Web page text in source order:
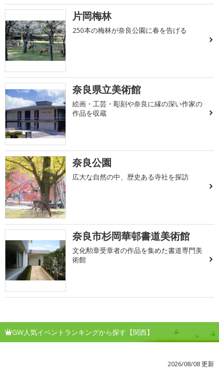
片岡梅林
250本の梅林が奈良公園に春を告げる
奈良県立美術館
絵画・工芸・彫刻や奈良に縁の深い作家の
作品を収蔵
奈良公園
広大な自然の中、歴史ある寺社を探訪
奈良市杉岡華邨書道美術館
文化勲章受章者の作品を集めた書道専門美
術館
GW人気イベントランキングから探す【関西】
2026/08/08 更新